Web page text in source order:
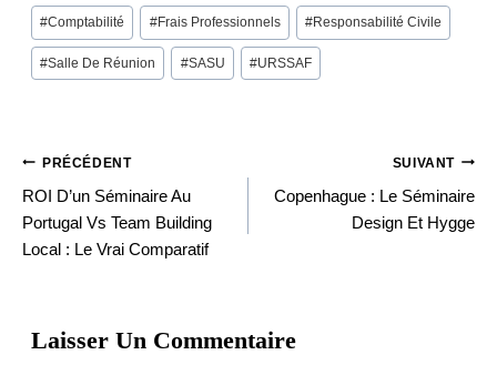
Post
Tags:
#Comptabilité #Frais Professionnels #Responsabilité Civile
#Salle De Réunion #SASU #URSSAF
Navigation
PRÉCÉDENT
ROI D’un Séminaire Au
Portugal Vs Team Building
Local : Le Vrai Comparatif
SUIVANT
Copenhague : Le Séminaire
Design Et Hygge
Laisser Un Commentaire